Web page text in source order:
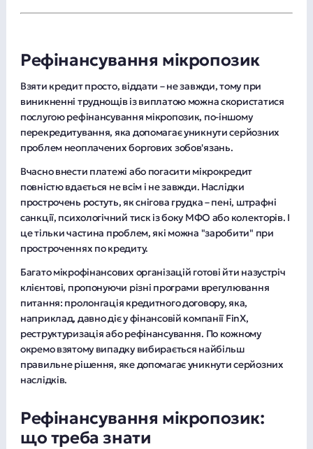
дати його належної сплати, визначеної
Графіком платежів, а також протягом 5
календарних днів після настання дати
платежу, то на 6-й день від дати неналежної
сплати Позичальник, якщо тільки він не
звільнений від обов’язку сплачувати
неустойку, згідно чинного законодавства,
Кредитодавця штраф у розмірі від 50 до 300
грн. а в подальшому починаючи з 7-го дня
пеню за кожний календарний день
прострочення в розмірі, що не може
перевищувати подвійної облікової ставки
Національного банку України, що діяла у
період, за який сплачується пеня.
Сукупна сума неустойки (штрафу та пені) не
може перевищувати 50% від загальної суми
кредиту, крім мікрокредиту для якого сукупна
сума неустойки (штрафу, пені) не може
перевищувати розміру подвійної суми,
одержаної позичальником за договором про
споживчий кредит.
виконання зобов'язання щодо повернення
споживчого кредиту може вплинути на
кредитну історію та ускладнити отримання
Рефінансування мікропозик
Взяти кредит просто, віддати – не завжди, тому при
виникненні труднощів із виплатою можна скористатися
послугою рефінансування мікропозик, по-іншому
перекредитування, яка допомагає уникнути серйозних
проблем неоплачених боргових зобов'язань.
Вчасно внести платежі або погасити мікрокредит
повністю вдається не всім і не завжди. Наслідки
прострочень ростуть, як снігова грудка – пені, штрафні
санкції, психологічний тиск із боку МФО або колекторів. І
це тільки частина проблем, які можна "заробити" при
простроченнях по кредиту.
Багато мікрофінансових організацій готові йти назустріч
клієнтові, пропонуючи різні програми врегулювання
питання: пролонгація кредитного договору, яка,
наприклад, давно діє у фінансовій компанії FinX,
реструктуризація або рефінансування. По кожному
окремо взятому випадку вибирається найбільш
правильне рішення, яке допомагає уникнути серйозних
наслідків.
Рефінансування мікропозик:
що треба знати